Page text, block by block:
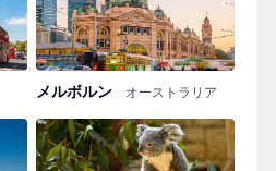
メルボルン オーストラリア